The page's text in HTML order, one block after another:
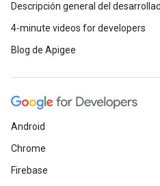
Descripción general del
4-minute videos for developers
Blog de Apigee
Android
Chrome
Firebase